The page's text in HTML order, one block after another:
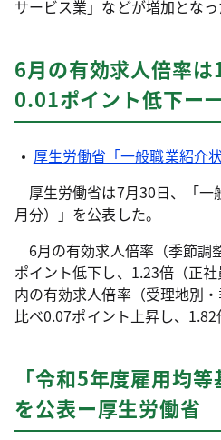
サービス業」などが増加となっ
6月の有効求人倍率
0.01ポイント低下ー
厚生労働省「一般職業紹介
厚生労働省は7月30日、「一
月分）」を公表した。
6月の有効求人倍率（季節調
ポイント低下し、1.23倍（正
内の有効求人倍率（受理地別
比べ0.07ポイント上昇し、1.82
「令和5年度雇用均
を公表ー厚生労働省